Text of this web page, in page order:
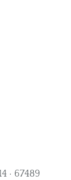
· 67489